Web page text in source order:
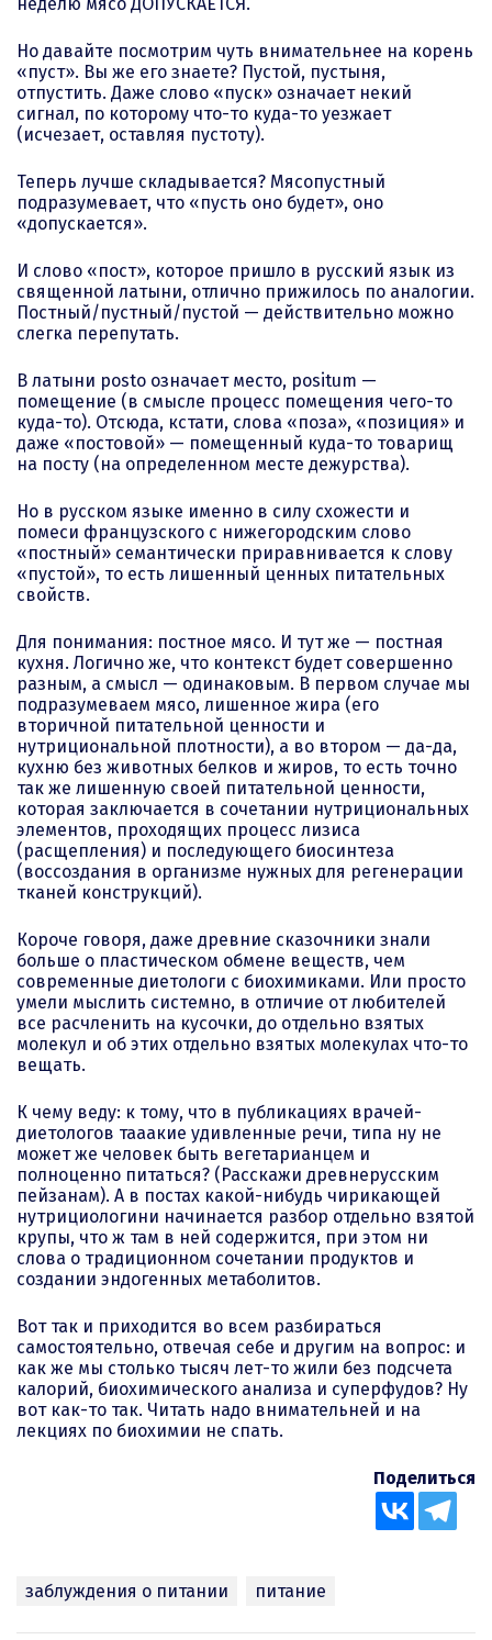
Но давайте посмотрим чуть внимательнее на корень
«пуст». Вы же его знаете? Пустой, пустыня,
отпустить. Даже слово «пуск» означает некий
сигнал, по которому что-то куда-то уезжает
(исчезает, оставляя пустоту).
Теперь лучше складывается? Мясопустный
подразумевает, что «пусть оно будет», оно
«допускается».
И слово «пост», которое пришло в русский язык из
священной латыни, отлично прижилось по аналогии.
Постный/пустный/пустой — действительно можно
слегка перепутать.
В латыни роstо означает место, positum —
помещение (в смысле процесс помещения чего-то
куда-то). Отсюда, кстати, слова «поза», «позиция» и
даже «постовой» — помещенный куда-то товарищ
на посту (на определенном месте дежурства).
Но в русском языке именно в силу схожести и
помеси французского с нижегородским слово
«постный» семантически приравнивается к слову
«пустой», то есть лишенный ценных питательных
свойств.
Для понимания: постное мясо. И тут же — постная
кухня. Логично же, что контекст будет совершенно
разным, а смысл — одинаковым. В первом случае мы
подразумеваем мясо, лишенное жира (его
вторичной питательной ценности и
нутрициональной плотности), а во втором — да-да,
кухню без животных белков и жиров, то есть точно
так же лишенную своей питательной ценности,
которая заключается в сочетании нутрициональных
элементов, проходящих процесс лизиса
(расщепления) и последующего биосинтеза
(воссоздания в организме нужных для регенерации
тканей конструкций).
Короче говоря, даже древние сказочники знали
больше о пластическом обмене веществ, чем
современные диетологи с биохимиками. Или просто
умели мыслить системно, в отличие от любителей
все расчленить на кусочки, до отдельно взятых
молекул и об этих отдельно взятых молекулах что-то
вещать.
К чему веду: к тому, что в публикациях врачей-
диетологов тааакие удивленные речи, типа ну не
может же человек быть вегетарианцем и
полноценно питаться? (Расскажи древнерусским
пейзанам). А в постах какой-нибудь чирикающей
нутрициологини начинается разбор отдельно взятой
крупы, что ж там в ней содержится, при этом ни
слова о традиционном сочетании продуктов и
создании эндогенных метаболитов.
Вот так и приходится во всем разбираться
самостоятельно, отвечая себе и другим на вопрос: и
как же мы столько тысяч лет-то жили без подсчета
калорий, биохимического анализа и суперфудов? Ну
вот как-то так. Читать надо внимательней и на
лекциях по биохимии не спать.
Поделиться
заблуждения о питании питание